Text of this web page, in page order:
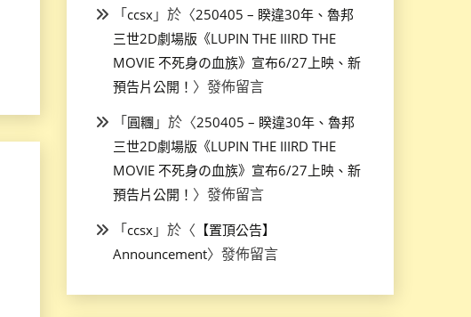
「ccsx」於〈250405 – 睽違30年、魯邦
三世2D劇場版《LUPIN THE IIIRD THE
MOVIE 不死身の血族》宣布6/27上映、新
預告片公開！ 〉發佈留言
「圓糰」於〈250405 – 睽違30年、魯邦
三世2D劇場版《LUPIN THE IIIRD THE
MOVIE 不死身の血族》宣布6/27上映、新
預告片公開！ 〉發佈留言
「ccsx」於〈 【置頂公告】
Announcement〉發佈留言